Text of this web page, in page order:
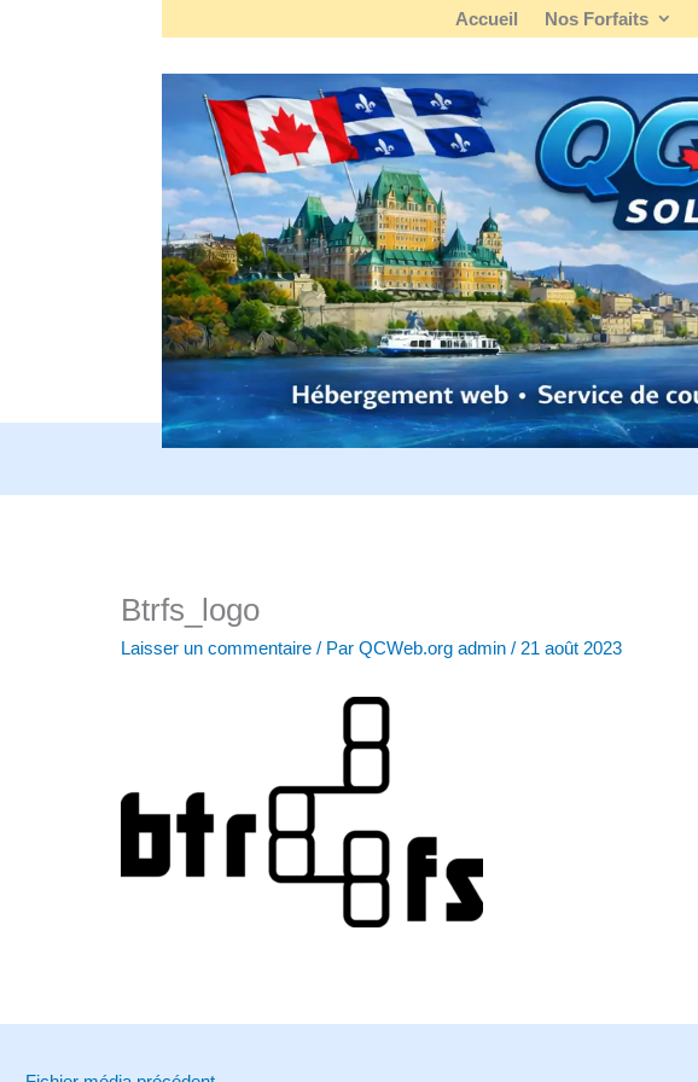
Accueil Nos Forfaits
Btrfs_logo
Laisser un commentaire / ParQCWeb.org admin/ 21 août 2023